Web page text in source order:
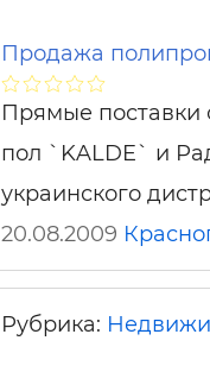
Продажа
Прямые поставки
пол `KALDE` и
украинского
20.08.2009
Рубрика: